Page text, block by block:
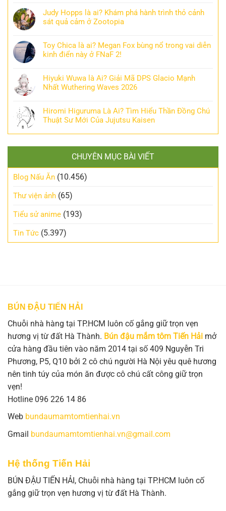
Judy Hopps là ai? Khám phá hành trình thỏ cảnh
sát quả cảm ở Zootopia
Toy Chica là ai? Megan Fox bùng nổ trong vai diễn
kinh điển này ở FNaF 2!
Hiyuki Wuwa là Ai? Giải Mã DPS Glacio Mạnh
Nhất Wuthering Waves 2026
Hiromi Higuruma Là Ai? Tìm Hiểu Thần Đồng Chú
Thuật Sư Mới Của Jujutsu Kaisen
CHUYÊN MỤC BÀI VIẾT
Blog Nấu Ăn (10.456)
Thư viện ảnh (65)
Tiểu sử anime (193)
Tin Tức (5.397)
BÚN ĐẬU TIẾN HẢI
Chuỗi nhà hàng tại TP.HCM luôn cố gắng giữ trọn vẹn
hương vị từ đất Hà Thành. Bún đậu mắm tôm Tiến Hải mở
cửa hàng đầu tiên vào năm 2014 tại số 409 Nguyễn Tri
Phương, P5, Q10 bởi 2 cô chú người Hà Nội yêu quê hương
nên tinh túy của món ăn được cô chú cất công giữ trọn
vẹn!
Hotline 096 226 14 86
Web bundaumamtomtienhai.vn
Gmail bundaumamtomtienhai.vn@gmail.com
Hệ thống Tiến Hải
BÚN ĐẬU TIẾN HẢI, Chuỗi nhà hàng tại TP.HCM luôn cố
gắng giữ trọn vẹn hương vị từ đất Hà Thành.